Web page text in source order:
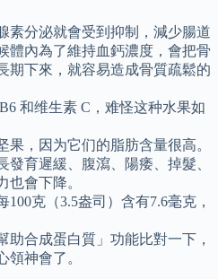
素分泌就會受到抑制，減少腸道
體內為了維持血鈣濃度，會把骨
期下來，就容易造成骨質疏鬆的
和维生素 C，难怪这种水果如
果，因为它们的脂肪含量很高。
發育遲緩、腹瀉、陽痿、掉髮、
也會下降。
克（3.5盎司）含有7.6毫克，
助合成蛋白質」功能比對一下，
領神會了。